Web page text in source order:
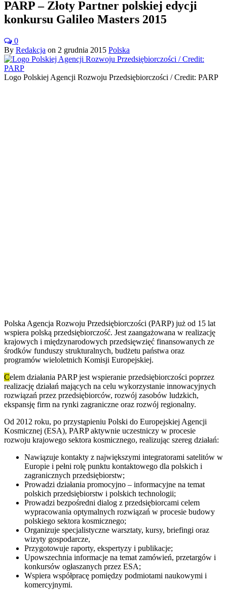
PARP – Złoty Partner polskiej edycji
konkursu Galileo Masters 2015
0
By Redakcja on 2 grudnia 2015 Polska
Logo Polskiej Agencji Rozwoju Przedsiębiorczości / Credit: PARP
Polska Agencja Rozwoju Przedsiębiorczości (PARP) już od 15 lat
wspiera polską przedsiębiorczość. Jest zaangażowana w realizację
krajowych i międzynarodowych przedsięwzięć finansowanych ze
środków funduszy strukturalnych, budżetu państwa oraz
programów wieloletnich Komisji Europejskiej.
Celem działania PARP jest wspieranie przedsiębiorczości poprzez
realizację działań mających na celu wykorzystanie innowacyjnych
rozwiązań przez przedsiębiorców, rozwój zasobów ludzkich,
ekspansję firm na rynki zagraniczne oraz rozwój regionalny.
Od 2012 roku, po przystąpieniu Polski do Europejskiej Agencji
Kosmicznej (ESA), PARP aktywnie uczestniczy w procesie
rozwoju krajowego sektora kosmicznego, realizując szereg działań:
Nawiązuje kontakty z największymi integratorami satelitów w
Europie i pełni rolę punktu kontaktowego dla polskich i
zagranicznych przedsiębiorstw;
Prowadzi działania promocyjno – informacyjne na temat
polskich przedsiębiorstw i polskich technologii;
Prowadzi bezpośredni dialog z przedsiębiorcami celem
wypracowania optymalnych rozwiązań w procesie budowy
polskiego sektora kosmicznego;
Organizuje specjalistyczne warsztaty, kursy, briefingi oraz
wizyty gospodarcze,
Przygotowuje raporty, ekspertyzy i publikacje;
Upowszechnia informacje na temat zamówień, przetargów i
konkursów ogłaszanych przez ESA;
Wspiera współpracę pomiędzy podmiotami naukowymi i
komercyjnymi.